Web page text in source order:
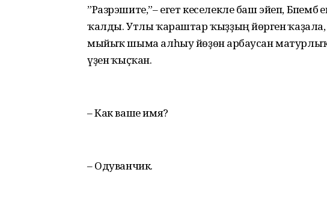
”Разрэшите,”– егет кеселекле баш эйеп, Бәпембә
ҡалды. Утлы ҡараштар ҡыҙҙың йөрәгенә
мыйыҡ шыма алһыу йөҙөнә арбаусан
үҙенә ҡыҫҡан.
– Как ваше имя?
– Одуванчик.